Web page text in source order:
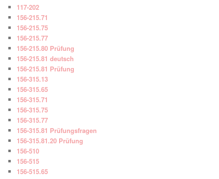
117-202
156-215.71
156-215.75
156-215.77
156-215.80 Prüfung
156-215.81 deutsch
156-215.81 Prüfung
156-315.13
156-315.65
156-315.71
156-315.75
156-315.77
156-315.81 Prüfungsfragen
156-315.81.20 Prüfung
156-510
156-515
156-515.65